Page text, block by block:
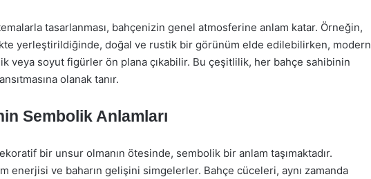
tasarlanması, bahçenizin genel atmosferine anlam katar. Örneğin,
yerleştirildiğinde, doğal ve rustik bir görünüm elde edilebilirken, modern
veya soyut figürler ön plana çıkabilir. Bu çeşitlilik, her bahçe sahibinin
olanak tanır.
Sembolik Anlamları
bir unsur olmanın ötesinde, sembolik bir anlam taşımaktadır.
enerjisi ve baharın gelişini simgelerler. Bahçe cüceleri, aynı zamanda